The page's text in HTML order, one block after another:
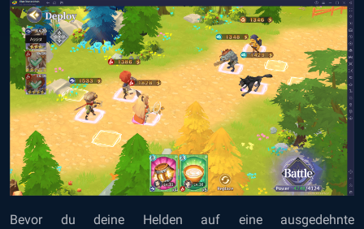
Bevor du deine Helden auf eine ausgedehnte